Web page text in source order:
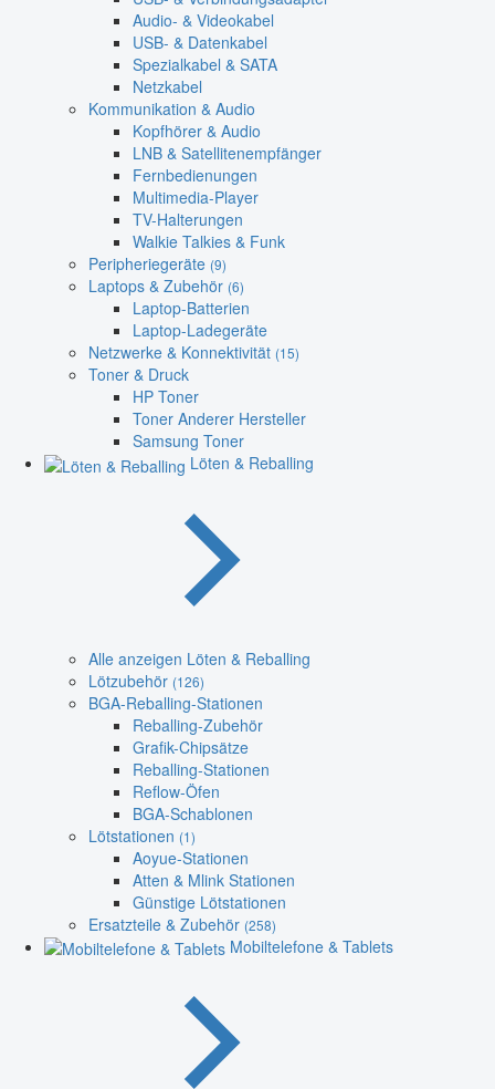
Audio- & Videokabel
USB- & Datenkabel
Spezialkabel & SATA
Netzkabel
Kommunikation & Audio
Kopfhörer & Audio
LNB & Satellitenempfänger
Fernbedienungen
Multimedia-Player
TV-Halterungen
Walkie Talkies & Funk
Peripheriegeräte (9)
Laptops & Zubehör (6)
Laptop-Batterien
Laptop-Ladegeräte
Netzwerke & Konnektivität (15)
Toner & Druck
HP Toner
Toner Anderer Hersteller
Samsung Toner
Löten & Reballing
Alle anzeigen Löten & Reballing
Lötzubehör (126)
BGA-Reballing-Stationen
Reballing-Zubehör
Grafik-Chipsätze
Reballing-Stationen
Reflow-Öfen
BGA-Schablonen
Lötstationen (1)
Aoyue-Stationen
Atten & Mlink Stationen
Günstige Lötstationen
Ersatzteile & Zubehör (258)
Mobiltelefone & Tablets